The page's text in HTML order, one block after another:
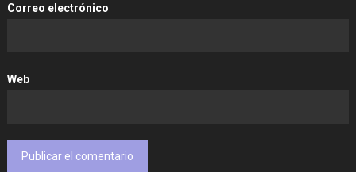
Correo electrónico
Web